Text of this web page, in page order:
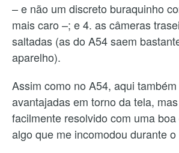
– e não um discreto buraquinho
mais caro –; e 4. as câmeras
saltadas (as do A54 saem
aparelho).
Assim como no A54, aqui
avantajadas em torno da tela,
facilmente resolvido com uma
algo que me incomodou durante o